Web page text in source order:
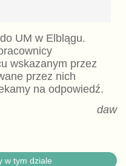
UM w Elblągu.
wskazanym przez
przez nich
na odpowiedź.
daw
w tym dziale